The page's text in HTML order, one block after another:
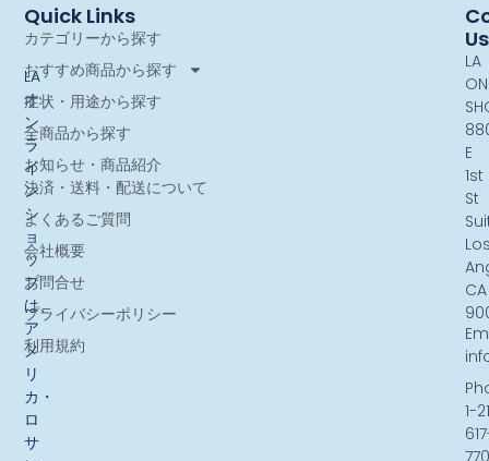
LA
オ
ン
ラ
イ
ン
シ
ョ
ッ
プ
は、
ア
メ
リ
カ・
ロ
サ
Quick Links
カテゴリーから探す
おすすめ商品から探す
症状・用途から探す
全商品から探す
お知らせ・商品紹介
決済・送料・配送について
よくあるご質問
会社概要
お問合せ
プライバシーポリシー
利用規約
Us
LA
E
1st
St
CA
1-